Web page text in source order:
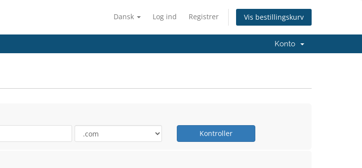
Dansk Log ind Registrer Vis bestillingskurv
Konto
Kontroller